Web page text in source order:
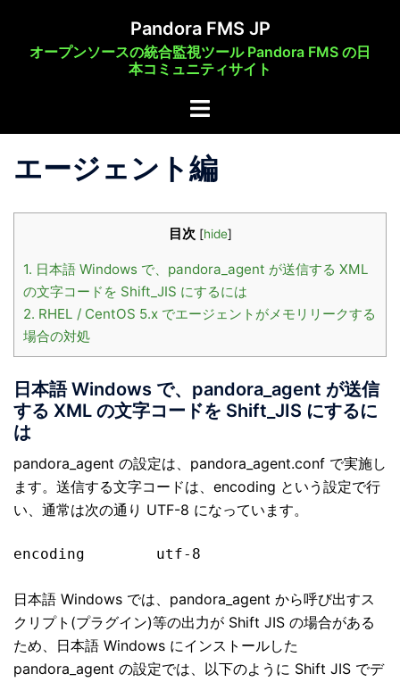
Pandora FMS JP
オープンソースの統合監視ツール Pandora FMS の日
本コミュニティサイト
ト
メ
ュ
ー
エージェント編
目次 [hide]
1. 日本語 Windows で、pandora_agent が送信する XML
の文字コードを Shift_JIS にするには
2. RHEL / CentOS 5.x でエージェントがメモリリークする
場合の対処
日本語 Windows で、pandora_agent が送信
する XML の文字コードを Shift_JIS にするに
は
pandora_agent の設定は、pandora_agent.conf で実施し
ます。送信する文字コードは、encoding という設定で行
い、通常は次の通り UTF-8 になっています。
日本語 Windows では、pandora_agent から呼び出すス
クリプト(プラグイン)等の出力が Shift JIS の場合がある
ため、日本語 Windows にインストールした
pandora_agent の設定では、以下のように Shift JIS でデ